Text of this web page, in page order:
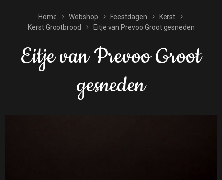
Home Webshop Feestdagen
Kerst
Kerst Grootbrood
Eitje van Prevoo Groot gesneden
Eitje van Prevoo Groot
gesneden